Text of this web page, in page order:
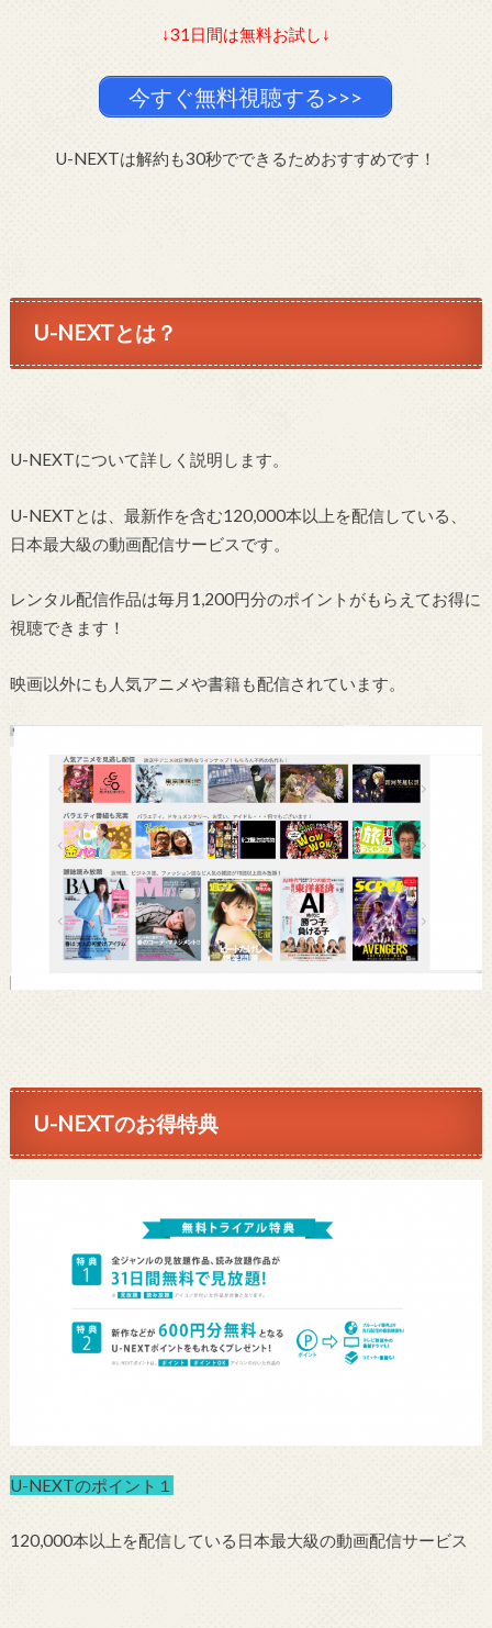
↓31日間は無料お試し↓
今すぐ無料視聴する>>>
U-NEXTは解約も30秒でできるためおすすめです！
U-NEXTとは？
U-NEXTについて詳しく説明します。
U-NEXTとは、最新作を含む120,000本以上を配信している、
日本最大級の動画配信サービスです。
レンタル配信作品は毎月1,200円分のポイントがもらえてお得に
視聴できます！
映画以外にも人気アニメや書籍も配信されています。
U-NEXTのお得特典
U-NEXTのポイント１
120,000本以上を配信している日本最大級の動画配信サービス